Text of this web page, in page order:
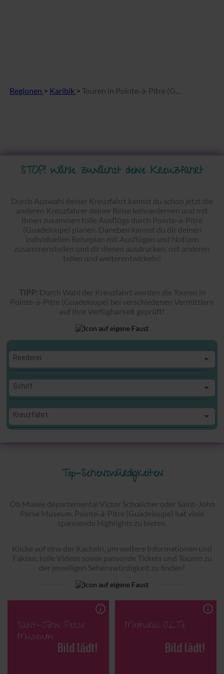
Regionen > Karibik > Touren in Pointe-à-Pitre (Guadeloupe)
STOP! Wähle zunächst deine Kreuzfahrt
Durch Auswahl deiner Kreuzfahrt kannst du schon jetzt die
anderen Kreuzfahrer deiner Reise kennenlernen und mit
Ihnen zusammen tolle Ausflüge durch Pointe-à-Pitre
(Guadeloupe) planen. Daneben kannst du dir deinen
individuellen Reiseplan mit Ausflügen und Notizen
zusammenstellen und dir diesen ausdrucken, mit anderen
teilen und weiterentwickeln!
TIPP: Durch Wahl der Kreuzfahrt werden die Touren in
Pointe-à-Pitre (Guadeloupe) bei verschiedenen Vermittlern
auf Ihre Verfügbarkeit geprüft!
Reederei
Reederei
Schiff
Schiff
Kreuzfahrt
Kreuzfahrt
Top-Sehenswürdigkeiten
Ob Musée départemental Victor Schœlcher oder Saint-John
Perse Museum, Pointe-à-Pitre (Guadeloupe) hat viele
spannende Highlights zu bieten.
Klicke auf eine der Kacheln, um weitere Informationen und
Fakten, tolle Videos sowie passende Tickets und Touren zu
der jeweiligen Sehenswürdigkeit zu finden!
info_outline
Saint-John Perse
Museum
info_outline
Memorial ACTe